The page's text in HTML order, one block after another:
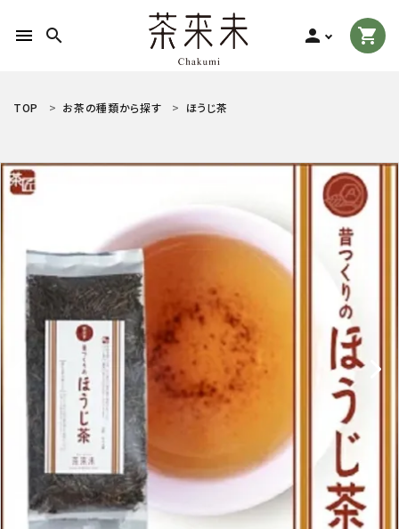
menu search person shopping_cart
search
ACCOUNT MENU
ようこそ ゲスト 様
person 新規会員登録
お茶の種類から探す
食品から探す
ティーグッズから探す
特集アイテムから探す
ガイドライン
TOP お茶の種類から探す ほうじ茶